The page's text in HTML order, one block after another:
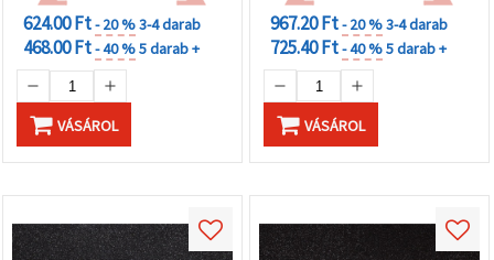
624.00 Ft- 20 %3-4 darab
468.00 Ft- 40 %5 darab +
VÁSÁROL
967.20 Ft- 20 %3-4 darab
725.40 Ft- 40 %5 darab +
VÁSÁROL